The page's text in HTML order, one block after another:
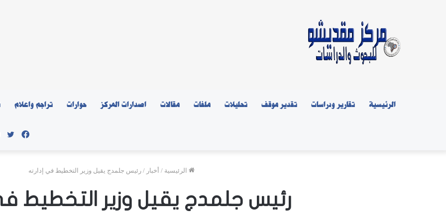
الرئيسية تقارير ودراسات تقدير موقف تحليلات ملفات مقالات اصدارات المركز حوارات تراجم واعلام
الرئيسية / أخبار / رئيس جلمدج يقيل وزير التخطيط في إدارته
رئيس جلمدج يقيل وزير التخطيط